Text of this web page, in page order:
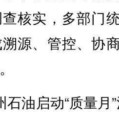
核实，多部门
源、管控、协